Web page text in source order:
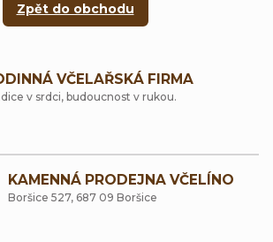
Zpět do obchodu
VČELAŘSKÁ FIRMA
v srdci, budoucnost v rukou.
KAMENNÁ PRODEJNA VČELÍNO
Boršice 527, 687 09 Boršice